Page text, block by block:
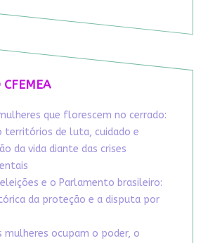
CFEMEA
que florescem no cerrado:
territórios de luta, cuidado e
da vida diante das crises
e o Parlamento brasileiro:
da proteção e a disputa por
mulheres ocupam o poder, o